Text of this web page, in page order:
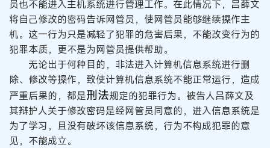
员也不能进入主机系统进行管理工作。在此情况下，吕薛文
将自己修改的密码告诉网管员，使网管员能够继续操作主
机。这一行为只是减轻了犯罪的危害后果，不能改变行为的
犯罪本质，更不是为网管员提供帮助。
无论出于何种目的，非法进入计算机信息系统进行删
除、修改等操作，致使计算机信息系统不能正常运行，造成
严重后果的，都是刑法规定的犯罪行为。被告人吕薛文及
其辩护人关于修改密码是经网管员同意的，进入信息系统是
为了学习，且没有破坏该信息系统，行为不构成犯罪的意
见，不能成立。